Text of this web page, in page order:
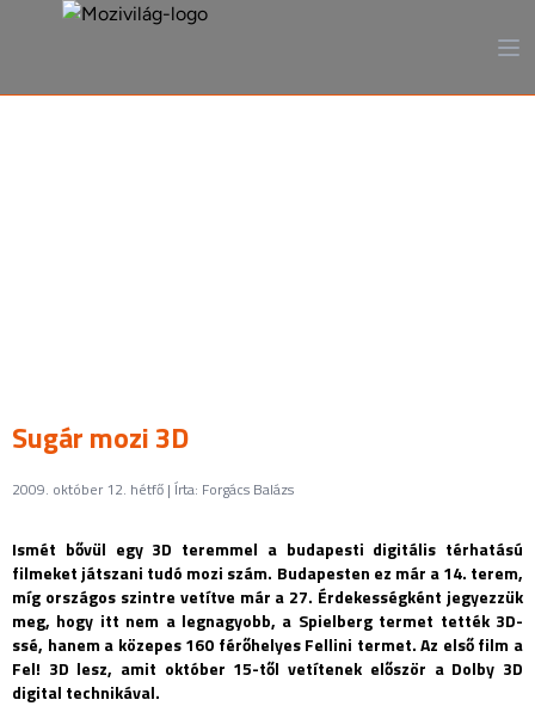
Sugár mozi 3D
2009. október 12. hétfő | Írta: Forgács Balázs
Ismét bővül egy 3D teremmel a budapesti digitális térhatású
filmeket játszani tudó mozi szám. Budapesten ez már a 14. terem,
míg országos szintre vetítve már a 27. Érdekességként jegyezzük
meg, hogy itt nem a legnagyobb, a Spielberg termet tették 3D-
ssé, hanem a közepes 160 férőhelyes Fellini termet. Az első film a
Fel! 3D lesz, amit október 15-től vetítenek először a Dolby 3D
digital technikával.